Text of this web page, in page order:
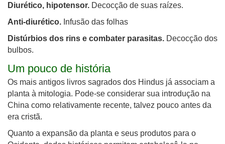
Diurético, hipotensor. Decocção de suas raízes.
Anti-diurético. Infusão das folhas
Distúrbios dos rins e combater parasitas. Decocção dos
bulbos.
Um pouco de história
Os mais antigos livros sagrados dos Hindus já associam a
planta à mitologia. Pode-se considerar sua introdução na
China como relativamente recente, talvez pouco antes da
era cristã.
Quanto a expansão da planta e seus produtos para o